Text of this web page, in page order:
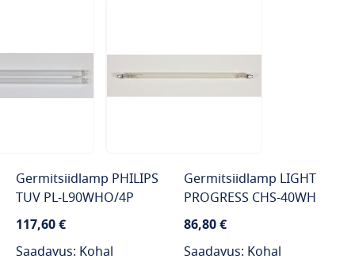
Germitsiidlamp PHILIPS
TUV PL-L90WHO/4P
117,60 €
Saadavus: Kohal
Germitsiidlamp LIGHT
PROGRESS CHS-40WH
86,80 €
Saadavus: Kohal